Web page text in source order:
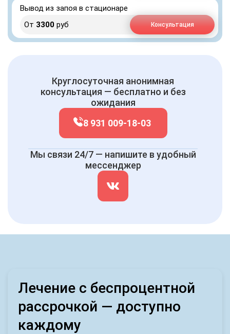
Вывод из запоя в стационаре
От 3300 руб Консультация
Круглосуточная анонимная
консультация — бесплатно и без
ожидания
8 931 009-18-03
Мы связи 24/7 — напишите в удобный
мессенджер
Лечение с беспроцентной
рассрочкой — доступно
каждому